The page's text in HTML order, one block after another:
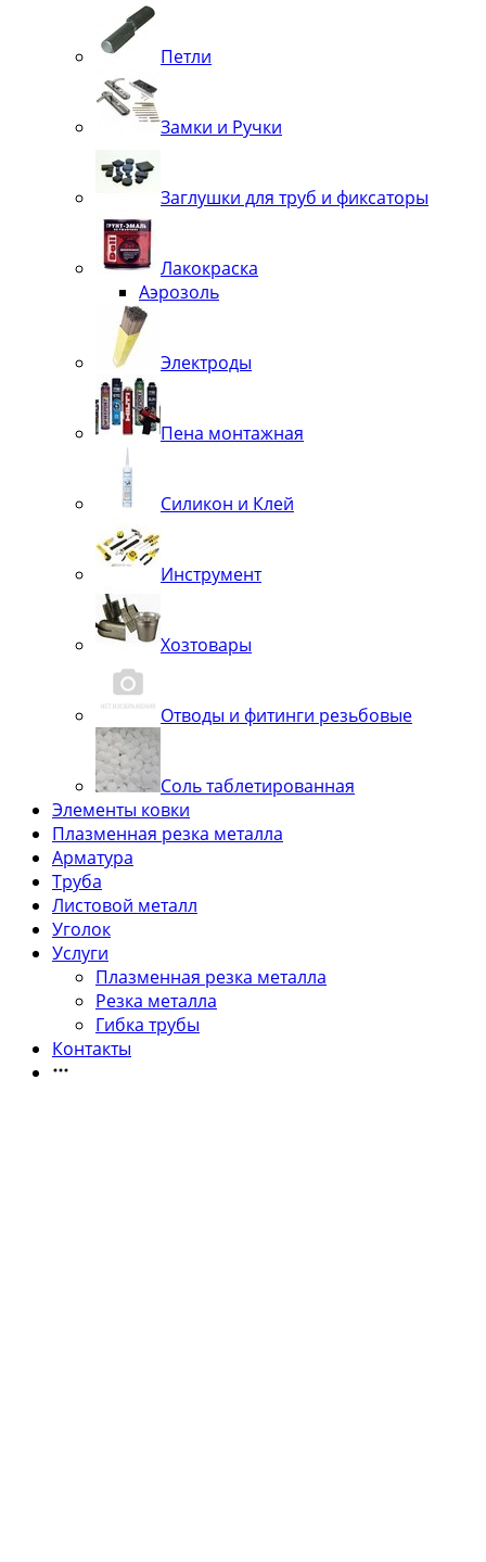
Петли
Замки и Ручки
Заглушки для труб и фиксаторы
Лакокраска
Аэрозоль
Электроды
Пена монтажная
Силикон и Клей
Инструмент
Хозтовары
Отводы и фитинги резьбовые
Соль таблетированная
Элементы ковки
Плазменная резка металла
Арматура
Труба
Листовой металл
Уголок
Услуги
Плазменная резка металла
Резка металла
Гибка трубы
Контакты